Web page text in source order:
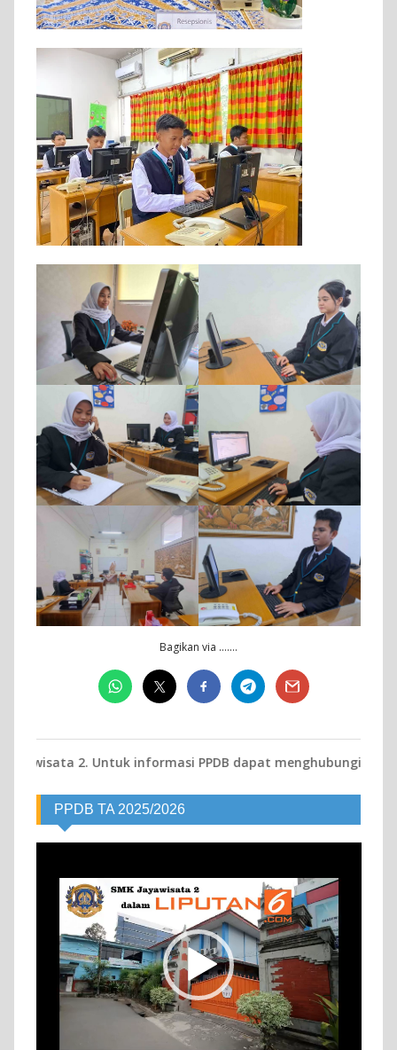
Bagikan via …….
Untuk informasi PPDB dapat menghubungi kami via telpon
PPDB TA 2025/2026